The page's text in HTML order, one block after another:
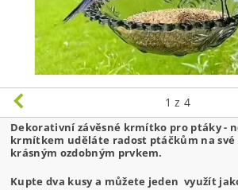
1 z 4
Dekorativní závěsné krmítko pro ptáky -
krmítkem uděláte radost ptáčkům na své
krásným ozdobným prvkem.
Kupte dva kusy a můžete jeden využít